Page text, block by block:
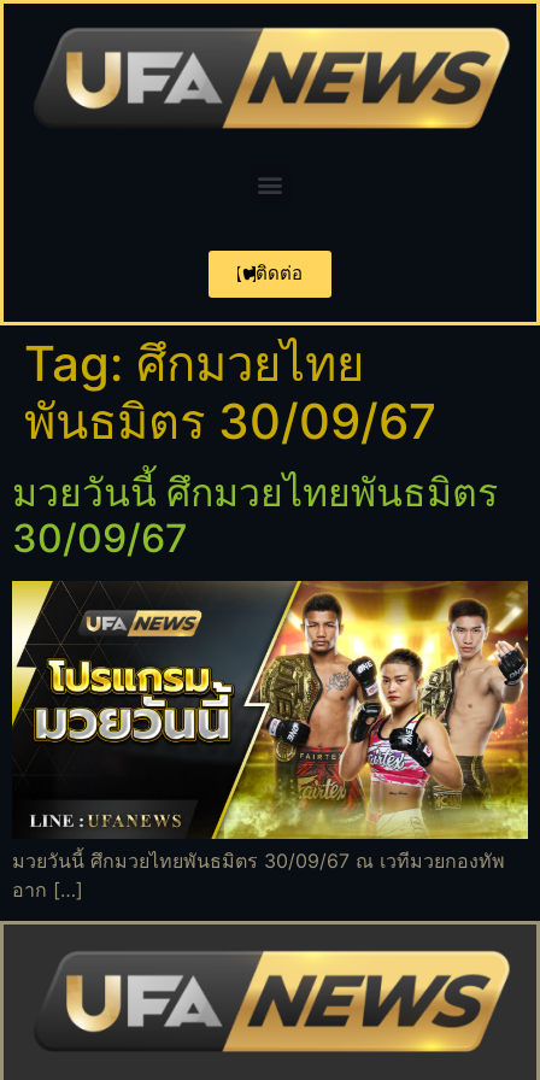
ติดต่อ
Tag: ศึกมวยไทย
พันธมิตร 30/09/67
มวยวันนี้ ศึกมวยไทยพันธมิตร
30/09/67
มวยวันนี้ ศึกมวยไทยพันธมิตร 30/09/67 ณ เวทีมวยกองทัพ
อาก […]